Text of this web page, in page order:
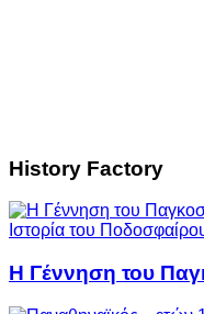
History Factory
Ιστορία του
Η Γέννηση του